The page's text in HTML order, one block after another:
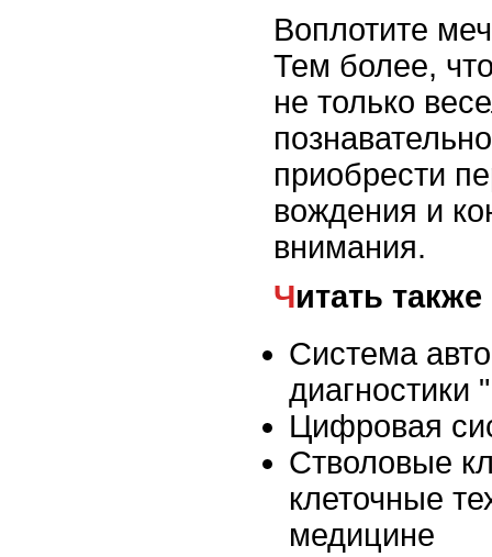
Воплотите
Тем более,
не только
приобрести
вождения и
внимания.
Читать также
Система
Цифровая
Стволовые
клеточные
медицине